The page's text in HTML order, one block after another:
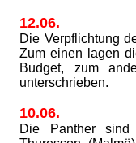
12.06.
Die Verpflichtung
Zum einen lagen
Budget, zum
unterschrieben.
10.06.
Die Panther sind